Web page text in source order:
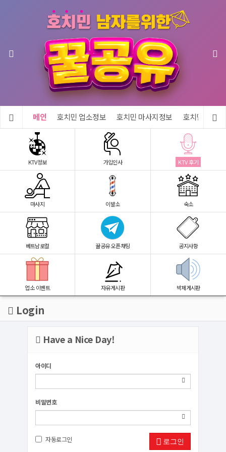
메인 호치민 업소정보 호치민 마사지정보 호치민 숙소
KTV정보 가입인사 KTV 후기
마사지 이발소 숙소
베트남로컬 꿀공유 오픈채팅 공지사항
업소 이벤트 자유게시판 박제게시판
Login
Have a Nice Day!
아이디
비밀번호
자동로그인 로그인